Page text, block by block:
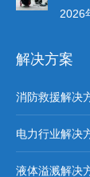
2026
解决方案
消防救援解决
电力行业解决
液体溢溅解决